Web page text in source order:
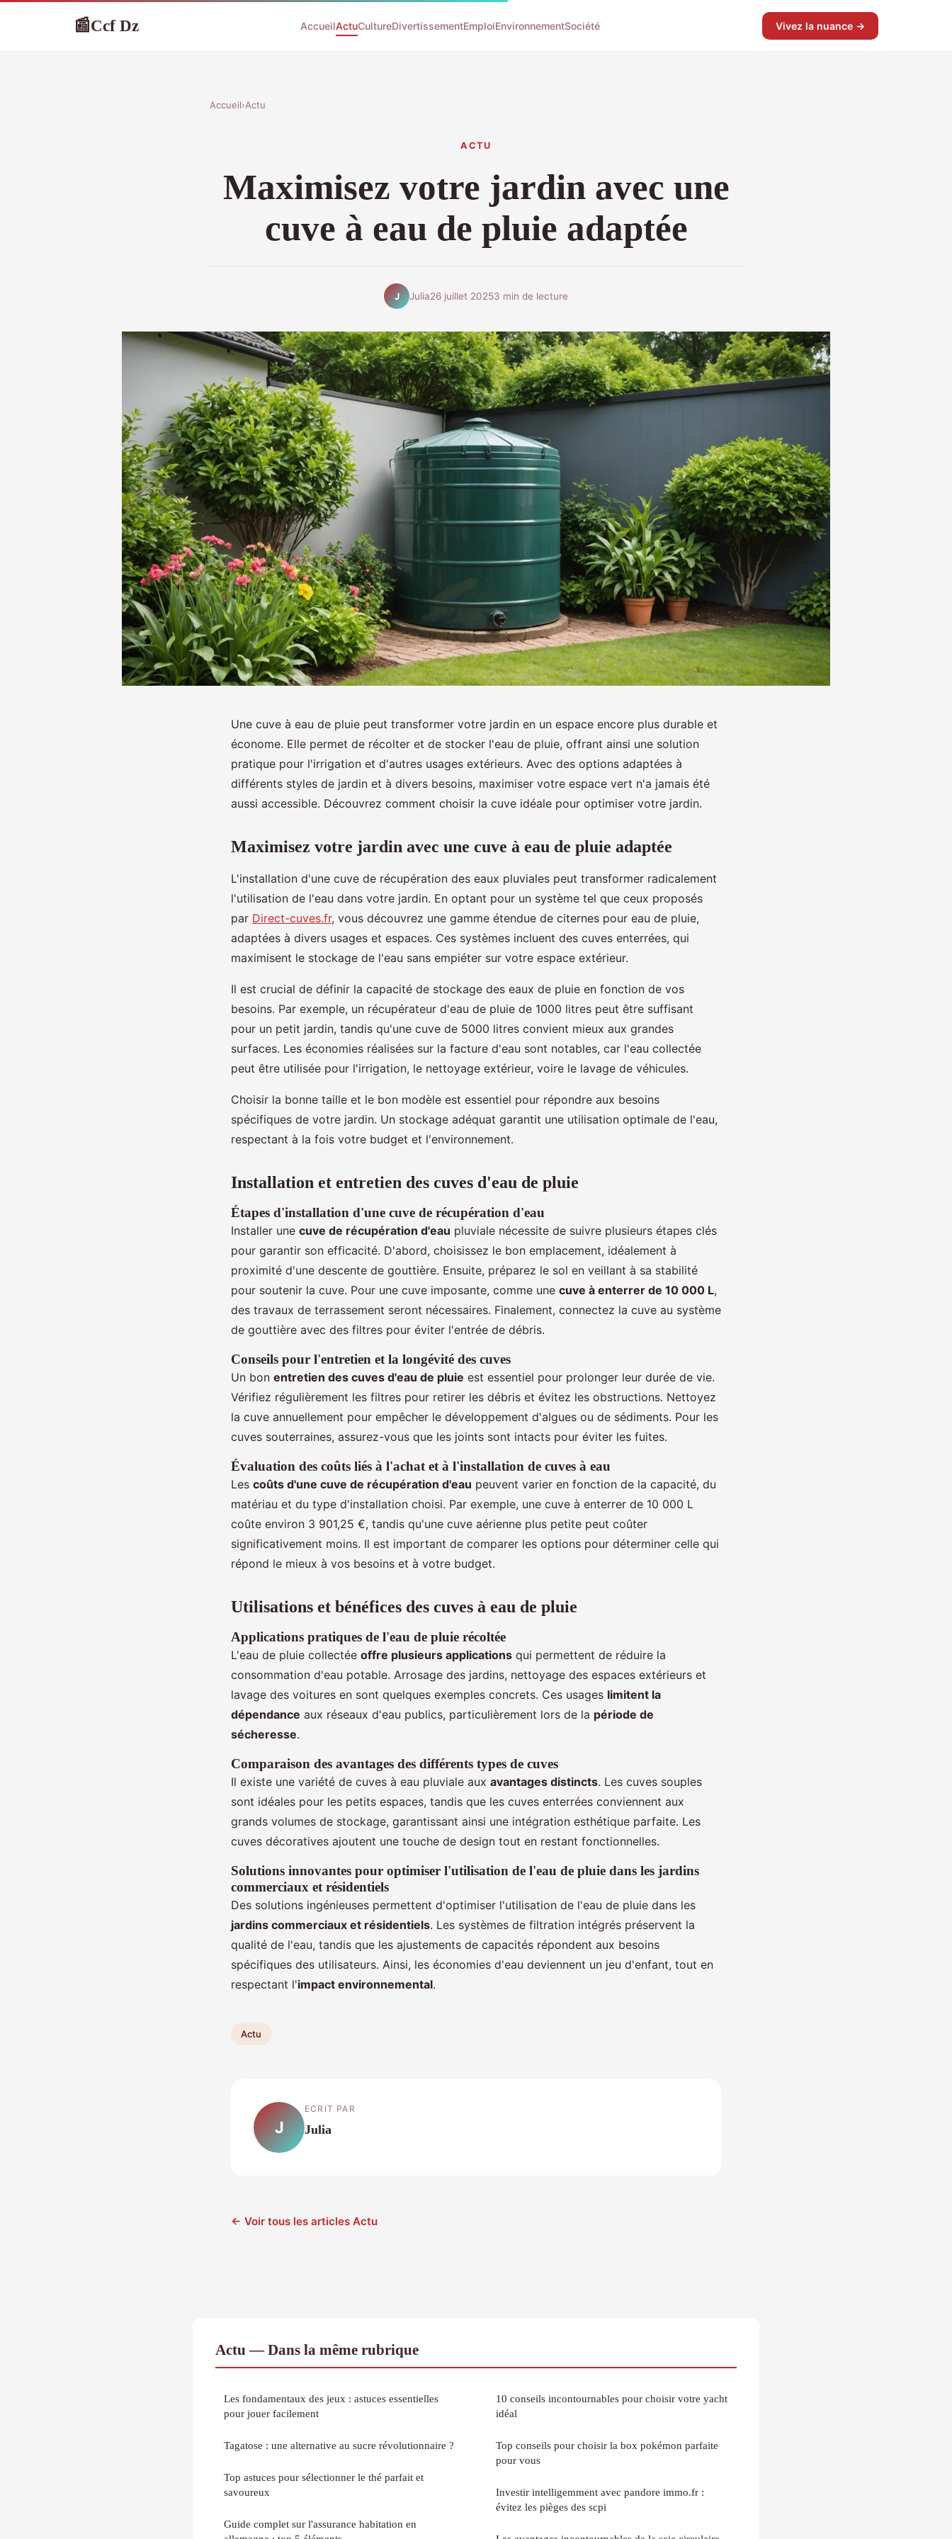
📰Ccf Dz AccueilActuCultureDivertissementEmploiEnvironnementSociété Vivez la nuance →
Accueil›Actu
ACTU
Maximisez votre jardin avec une
cuve à eau de pluie adaptée
J Julia26 juillet 20253 min de lecture
Une cuve à eau de pluie peut transformer votre jardin en un espace encore plus durable et
économe. Elle permet de récolter et de stocker l'eau de pluie, offrant ainsi une solution
pratique pour l'irrigation et d'autres usages extérieurs. Avec des options adaptées à
différents styles de jardin et à divers besoins, maximiser votre espace vert n'a jamais été
aussi accessible. Découvrez comment choisir la cuve idéale pour optimiser votre jardin.
Maximisez votre jardin avec une cuve à eau de pluie adaptée
L'installation d'une cuve de récupération des eaux pluviales peut transformer radicalement
l'utilisation de l'eau dans votre jardin. En optant pour un système tel que ceux proposés
par Direct-cuves.fr, vous découvrez une gamme étendue de citernes pour eau de pluie,
adaptées à divers usages et espaces. Ces systèmes incluent des cuves enterrées, qui
maximisent le stockage de l'eau sans empiéter sur votre espace extérieur.
Il est crucial de définir la capacité de stockage des eaux de pluie en fonction de vos
besoins. Par exemple, un récupérateur d'eau de pluie de 1000 litres peut être suffisant
pour un petit jardin, tandis qu'une cuve de 5000 litres convient mieux aux grandes
surfaces. Les économies réalisées sur la facture d'eau sont notables, car l'eau collectée
peut être utilisée pour l'irrigation, le nettoyage extérieur, voire le lavage de véhicules.
Choisir la bonne taille et le bon modèle est essentiel pour répondre aux besoins
spécifiques de votre jardin. Un stockage adéquat garantit une utilisation optimale de l'eau,
respectant à la fois votre budget et l'environnement.
Installation et entretien des cuves d'eau de pluie
Étapes d'installation d'une cuve de récupération d'eau
Installer une cuve de récupération d'eau pluviale nécessite de suivre plusieurs étapes clés
pour garantir son efficacité. D'abord, choisissez le bon emplacement, idéalement à
proximité d'une descente de gouttière. Ensuite, préparez le sol en veillant à sa stabilité
pour soutenir la cuve. Pour une cuve imposante, comme une cuve à enterrer de 10 000 L,
des travaux de terrassement seront nécessaires. Finalement, connectez la cuve au système
de gouttière avec des filtres pour éviter l'entrée de débris.
Conseils pour l'entretien et la longévité des cuves
Un bon entretien des cuves d'eau de pluie est essentiel pour prolonger leur durée de vie.
Vérifiez régulièrement les filtres pour retirer les débris et évitez les obstructions. Nettoyez
la cuve annuellement pour empêcher le développement d'algues ou de sédiments. Pour les
cuves souterraines, assurez-vous que les joints sont intacts pour éviter les fuites.
Évaluation des coûts liés à l'achat et à l'installation de cuves à eau
Les coûts d'une cuve de récupération d'eau peuvent varier en fonction de la capacité, du
matériau et du type d'installation choisi. Par exemple, une cuve à enterrer de 10 000 L
coûte environ 3 901,25 €, tandis qu'une cuve aérienne plus petite peut coûter
significativement moins. Il est important de comparer les options pour déterminer celle qui
répond le mieux à vos besoins et à votre budget.
Utilisations et bénéfices des cuves à eau de pluie
Applications pratiques de l'eau de pluie récoltée
L'eau de pluie collectée offre plusieurs applications qui permettent de réduire la
consommation d'eau potable. Arrosage des jardins, nettoyage des espaces extérieurs et
lavage des voitures en sont quelques exemples concrets. Ces usages limitent la
dépendance aux réseaux d'eau publics, particulièrement lors de la période de
sécheresse.
Comparaison des avantages des différents types de cuves
Il existe une variété de cuves à eau pluviale aux avantages distincts. Les cuves souples
sont idéales pour les petits espaces, tandis que les cuves enterrées conviennent aux
grands volumes de stockage, garantissant ainsi une intégration esthétique parfaite. Les
cuves décoratives ajoutent une touche de design tout en restant fonctionnelles.
Solutions innovantes pour optimiser l'utilisation de l'eau de pluie dans les jardins
commerciaux et résidentiels
Des solutions ingénieuses permettent d'optimiser l'utilisation de l'eau de pluie dans les
jardins commerciaux et résidentiels. Les systèmes de filtration intégrés préservent la
qualité de l'eau, tandis que les ajustements de capacités répondent aux besoins
spécifiques des utilisateurs. Ainsi, les économies d'eau deviennent un jeu d'enfant, tout en
respectant l'impact environnemental.
Actu
J
ECRIT PAR
Julia
← Voir tous les articles Actu
Actu — Dans la même rubrique
Les fondamentaux des jeux : astuces essentielles
pour jouer facilement
Tagatose : une alternative au sucre révolutionnaire ?
Top astuces pour sélectionner le thé parfait et
savoureux
Guide complet sur l'assurance habitation en
10 conseils incontournables pour choisir votre yacht
idéal
Top conseils pour choisir la box pokémon parfaite
pour vous
Investir intelligemment avec pandore immo.fr :
évitez les pièges des scpi